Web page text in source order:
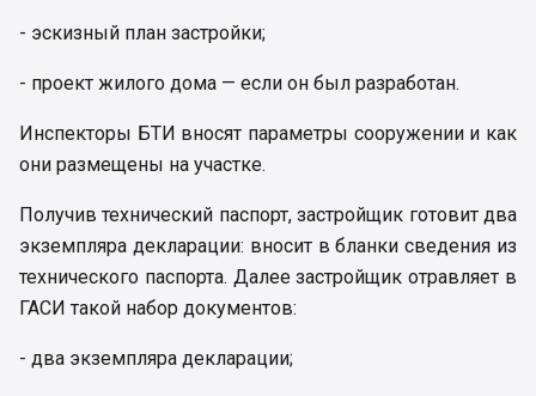
- эскизный план застройки;
- проект жилого дома — если он был разработан.
Инспекторы БТИ вносят параметры сооружении и как
они размещены на участке.
Получив технический паспорт, застройщик готовит два
экземпляра декларации: вносит в бланки сведения из
технического паспорта. Далее застройщик отравляет в
ГАСИ такой набор документов:
- два экземпляра декларации;